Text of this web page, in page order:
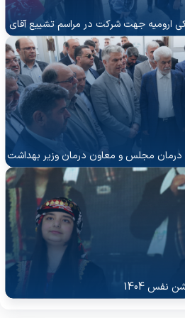
ارومیه جهت شرکت در مراسم تشییع آقای
شهید ایران
مجلس و معاون درمان وزیر بهداشت
شمال استان
نفس 1404